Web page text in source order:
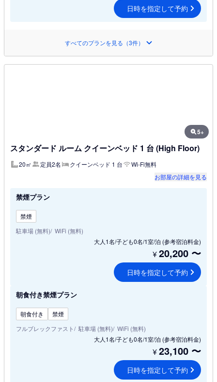
日時を指定して予約
すべてのプランを見る（3件）
5+
スタンダード ルーム クイーンベッド 1 台 (High Floor)
20㎡ 定員2名 クイーンベッド 1 台
Wi-Fi無料
お部屋の詳細を見る
禁煙プラン
禁煙
駐車場 (無料) WiFi (無料)
大人1名/子ども0名/1室/泊 (参考宿泊料金)
¥20,200 〜
日時を指定して予約
朝食付き禁煙プラン
朝食付き
禁煙
フルブレックファスト
駐車場 (無料) WiFi (無料)
大人1名/子ども0名/1室/泊 (参考宿泊料金)
¥23,100 〜
日時を指定して予約